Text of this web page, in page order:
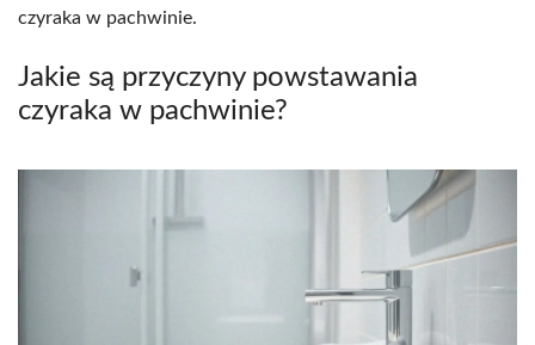
czyraka w pachwinie.
Jakie są przyczyny powstawania
czyraka w pachwinie?